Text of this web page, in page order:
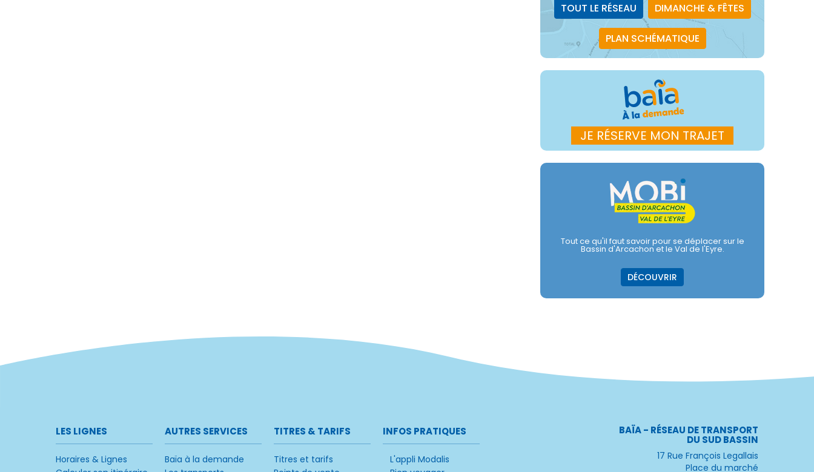
TOUT LE RÉSEAU DIMANCHE & FÊTES
PLAN SCHÉMATIQUE
JE RÉSERVE MON TRAJET
Tout ce qu'il faut savoir pour se déplacer sur le
Bassin d'Arcachon et le Val de l'Eyre.
DÉCOUVRIR
LES LIGNES
Horaires & Lignes
AUTRES SERVICES
Baïa à la demande
TITRES & TARIFS
Titres et tarifs
INFOS PRATIQUES
L'appli Modalis
BAÏA - RÉSEAU DE TRANSPORT
DU SUD BASSIN
17 Rue François Legallais
Place du marché